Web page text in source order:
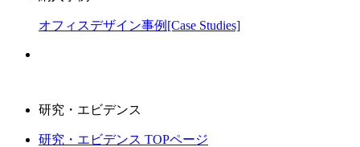
オフィスデザイン事例[Case Studies]
研究・エビデンス
研究・エビデンス TOPページ